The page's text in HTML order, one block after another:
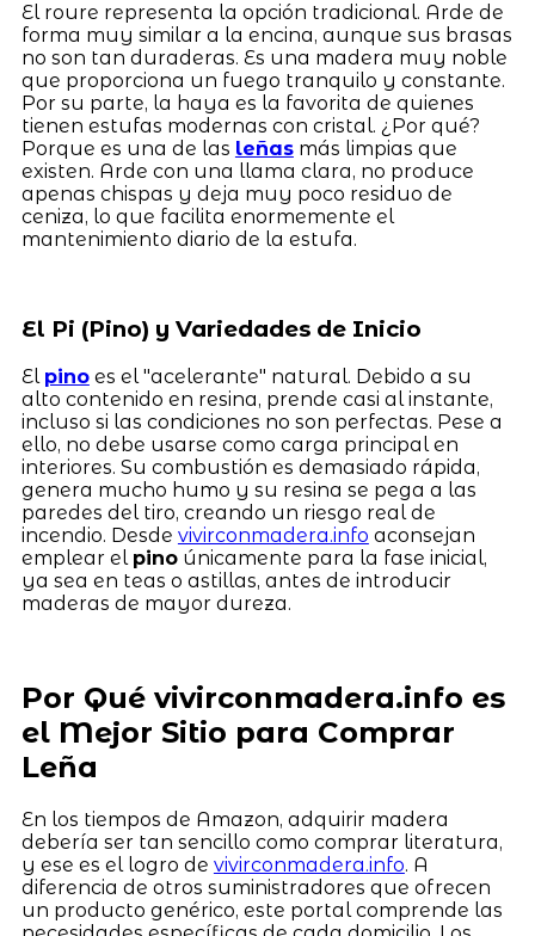
El roure representa la opción tradicional. Arde de
forma muy similar a la encina, aunque sus brasas
no son tan duraderas. Es una madera muy noble
que proporciona un fuego tranquilo y constante.
Por su parte, la haya es la favorita de quienes
tienen estufas modernas con cristal. ¿Por qué?
Porque es una de las leñasmás limpias que
existen. Arde con una llama clara, no produce
apenas chispas y deja muy poco residuo de
ceniza, lo que facilita enormemente el
mantenimiento diario de la estufa.
El Pi (Pino) y Variedades de Inicio
El pinoes el "acelerante" natural. Debido a su
alto contenido en resina, prende casi al instante,
incluso si las condiciones no son perfectas. Pese a
ello, no debe usarse como carga principal en
interiores. Su combustión es demasiado rápida,
genera mucho humo y su resina se pega a las
paredes del tiro, creando un riesgo real de
incendio. Desde vivirconmadera.info aconsejan
emplear el pinoúnicamente para la fase inicial,
ya sea en teas o astillas, antes de introducir
maderas de mayor dureza.
Por Qué vivirconmadera.info es
el Mejor Sitio para Comprar
Leña
En los tiempos de Amazon, adquirir madera
debería ser tan sencillo como comprar literatura,
y ese es el logro de vivirconmadera.info. A
diferencia de otros suministradores que ofrecen
un producto genérico, este portal comprende las